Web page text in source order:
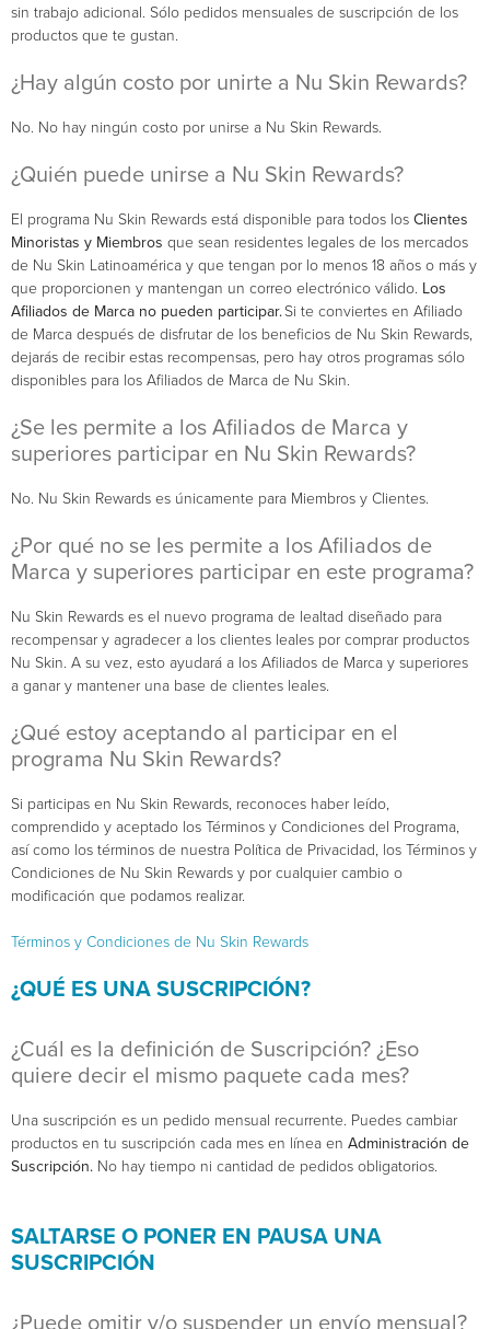
sin trabajo adicional. Sólo pedidos mensuales de suscripción de los
productos que te gustan.
¿Hay algún costo por unirte a Nu Skin Rewards?
No. No hay ningún costo por unirse a Nu Skin Rewards.
¿Quién puede unirse a Nu Skin Rewards?
El programa Nu Skin Rewards está disponible para todos los Clientes
Minoristas y Miembros que sean residentes legales de los mercados
de Nu Skin Latinoamérica y que tengan por lo menos 18 años o más y
que proporcionen y mantengan un correo electrónico válido. Los
Afiliados de Marca no pueden participar.Si te conviertes en Afiliado
de Marca después de disfrutar de los beneficios de Nu Skin Rewards,
dejarás de recibir estas recompensas, pero hay otros programas sólo
disponibles para los Afiliados de Marca de Nu Skin.
¿Se les permite a los Afiliados de Marca y
superiores participar en Nu Skin Rewards?
No. Nu Skin Rewards es únicamente para Miembros y Clientes.
¿Por qué no se les permite a los Afiliados de
Marca y superiores participar en este programa?
Nu Skin Rewards es el nuevo programa de lealtad diseñado para
recompensar y agradecer a los clientes leales por comprar productos
Nu Skin. A su vez, esto ayudará a los Afiliados de Marca y superiores
a ganar y mantener una base de clientes leales.
¿Qué estoy aceptando al participar en el
programa Nu Skin Rewards?
Si participas en Nu Skin Rewards, reconoces haber leído,
comprendido y aceptado los Términos y Condiciones del Programa,
así como los términos de nuestra Política de Privacidad, los Términos y
Condiciones de Nu Skin Rewards y por cualquier cambio o
modificación que podamos realizar.
Términos y Condiciones de Nu Skin Rewards
¿QUÉ ES UNA SUSCRIPCIÓN?
¿Cuál es la definición de Suscripción? ¿Eso
quiere decir el mismo paquete cada mes?
Una suscripción es un pedido mensual recurrente. Puedes cambiar
productos en tu suscripción cada mes en línea en Administración de
Suscripción. No hay tiempo ni cantidad de pedidos obligatorios.
SALTARSE O PONER EN PAUSA UNA
SUSCRIPCIÓN
¿Puede omitir y/o suspender un envío mensual?